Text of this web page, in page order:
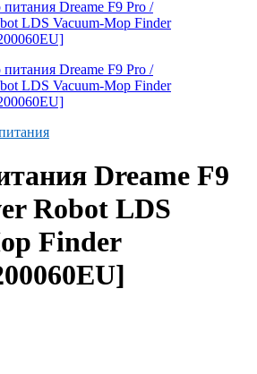
Dreame F9
Robot LDS
Finder